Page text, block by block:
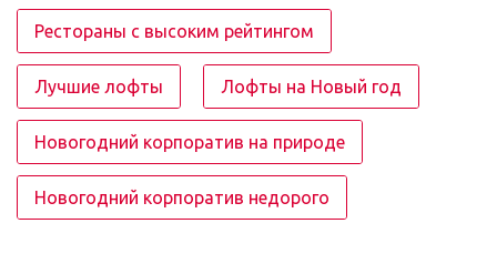
Рестораны с высоким рейтингом
Лучшие лофты Лофты на Новый год
Новогодний корпоратив на природе
Новогодний корпоратив недорого